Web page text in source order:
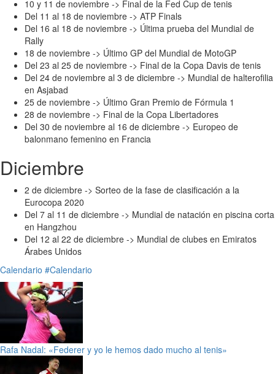
10 y 11 de noviembre -> Final de la Fed Cup de tenis
Del 11 al 18 de noviembre -> ATP Finals
Del 16 al 18 de noviembre -> Última prueba del Mundial de
Rally
18 de noviembre -> Último GP del Mundial de MotoGP
Del 23 al 25 de noviembre -> Final de la Copa Davis de tenis
Del 24 de noviembre al 3 de diciembre -> Mundial de halterofilia
en Asjabad
25 de noviembre -> Último Gran Premio de Fórmula 1
28 de noviembre -> Final de la Copa Libertadores
Del 30 de noviembre al 16 de diciembre -> Europeo de
balonmano femenino en Francia
Diciembre
2 de diciembre -> Sorteo de la fase de clasificación a la
Eurocopa 2020
Del 7 al 11 de diciembre -> Mundial de natación en piscina corta
en Hangzhou
Del 12 al 22 de diciembre -> Mundial de clubes en Emiratos
Árabes Unidos
Calendario #Calendario
Rafa Nadal: «Federer y yo le hemos dado mucho al tenis»